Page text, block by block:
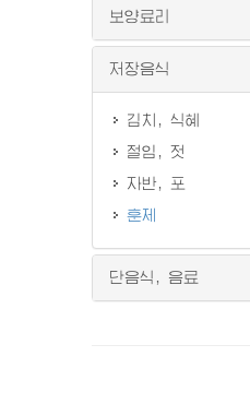
보양료리
저장음식
김치, 식혜
절임, 젓
자반, 포
훈제
단음식, 음료